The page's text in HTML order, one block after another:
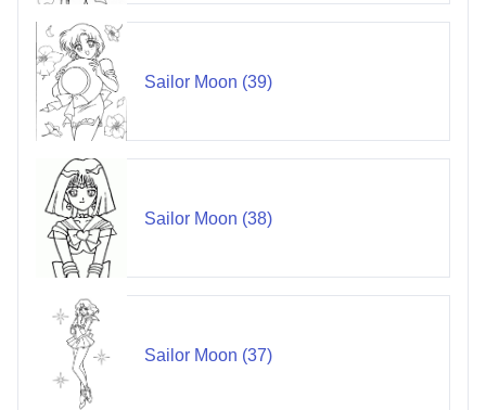
Sailor Moon (39)
Sailor Moon (38)
Sailor Moon (37)